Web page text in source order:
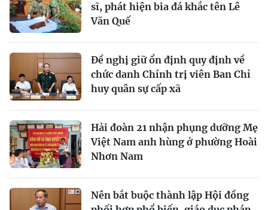
sĩ, phát hiện bia đá khắc tên Lê
Văn Quế
Đề nghị giữ ổn định quy định về
chức danh Chính trị viên Ban Chỉ
huy quân sự cấp xã
Hải đoàn 21 nhận phụng dưỡng Mẹ
Việt Nam anh hùng ở phường Hoài
Nhơn Nam
Nên bắt buộc thành lập Hội đồng